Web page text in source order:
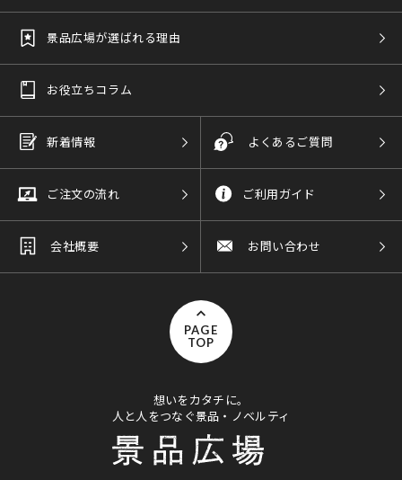
景品広場が選ばれる理由
お役立ちコラム
新着情報 よくあるご質問
ご注文の流れ ご利用ガイド
会社概要 お問い合わせ
PAGE
TOP
想いをカタチに。
人と人をつなぐ景品・ノベルティ